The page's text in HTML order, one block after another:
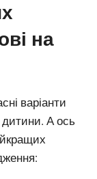
на
варіанти
дитини. А ось